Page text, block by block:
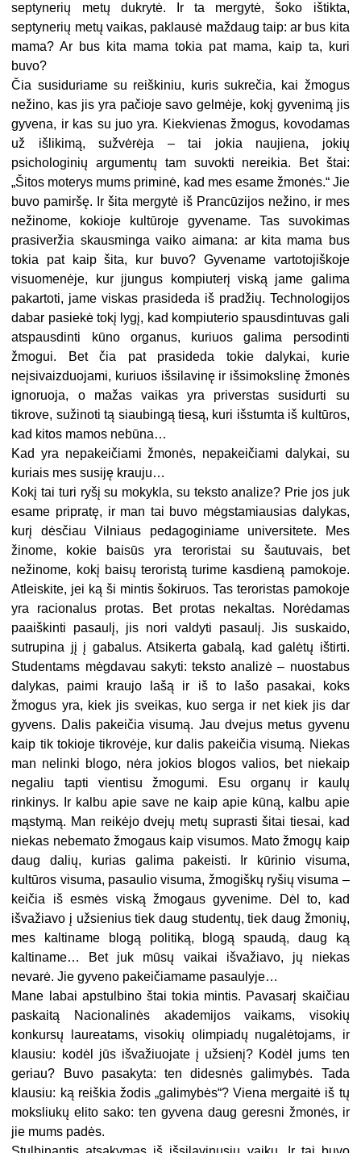
septynerių metų dukrytė. Ir ta mergytė, šoko ištikta,
septynerių metų vaikas, paklausė maždaug taip: ar bus kita
mama? Ar bus kita mama tokia pat mama, kaip ta, kuri
buvo?
Čia susiduriame su reiškiniu, kuris sukrečia, kai žmogus
nežino, kas jis yra pačioje savo gelmėje, kokį gyvenimą jis
gyvena, ir kas su juo yra. Kiekvienas žmogus, kovodamas
už išlikimą, sužvėrėja – tai jokia naujiena, jokių
psichologinių argumentų tam suvokti nereikia. Bet štai:
„Šitos moterys mums priminė, kad mes esame žmonės.“ Jie
buvo pamiršę. Ir šita mergytė iš Prancūzijos nežino, ir mes
nežinome, kokioje kultūroje gyvename. Tas suvokimas
prasiveržia skausminga vaiko aimana: ar kita mama bus
tokia pat kaip šita, kur buvo? Gy­vename vartotojiškoje
visuomenėje, kur įjungus kompiuterį viską jame galima
pakartoti, jame viskas prasideda iš pradžių. Technologijos
dabar pasiekė tokį lygį, kad kompiuterio spausdintuvas gali
atspausdinti kūno organus, kuriuos galima persodinti
žmogui. Bet čia pat prasideda tokie dalykai, kurie
neįsivaizduojami, kuriuos išsilavinę ir išsimokslinę žmonės
ignoruoja, o mažas vaikas yra priverstas susidurti su
tikrove, sužinoti tą siaubingą tiesą, kuri išstumta iš kultūros,
kad kitos mamos nebūna…
Kad yra nepakeičiami žmonės, nepakeičiami dalykai, su
kuriais mes susiję krauju…
Kokį tai turi ryšį su mokykla, su teksto analize? Prie jos juk
esame pripratę, ir man tai buvo mėgstamiausias dalykas,
kurį dėsčiau Vilniaus pedagoginiame universitete. Mes
žinome, kokie baisūs yra teroristai su šautuvais, bet
nežinome, kokį baisų teroristą turime kasdieną pamokoje.
Atleiskite, jei ką ši mintis šokiruos. Tas teroristas pamokoje
yra racionalus protas. Bet protas nekaltas. Norėdamas
paaiškinti pasaulį, jis nori valdyti pasaulį. Jis suskaido,
sutrupina jį į gabalus. Atsikerta gabalą, kad galėtų ištirti.
Studentams mėgdavau sakyti: teksto analizė – nuostabus
dalykas, paimi kraujo lašą ir iš to lašo pasakai, koks
žmogus yra, kiek jis sveikas, kuo serga ir net kiek jis dar
gyvens. Dalis pakeičia visumą. Jau dvejus metus gyvenu
kaip tik tokioje tikrovėje, kur dalis pakeičia visumą. Niekas
man nelinki blogo, nėra jokios blogos valios, bet niekaip
negaliu tapti vientisu žmogumi. Esu organų ir kaulų
rinkinys. Ir kalbu apie save ne kaip apie kūną, kalbu apie
mąstymą. Man reikėjo dvejų metų suprasti šitai tiesai, kad
niekas nebemato žmogaus kaip visumos. Mato žmogų kaip
daug dalių, kurias galima pakeisti. Ir kūrinio visuma,
kultūros visuma, pasaulio visuma, žmogiškų ryšių visuma –
keičia iš esmės viską žmogaus gyvenime. Dėl to, kad
išvažiavo į užsienius tiek daug studentų, tiek daug žmonių,
mes kaltiname blogą politiką, blogą spaudą, daug ką
kaltiname… Bet juk mūsų vaikai išvažiavo, jų niekas
nevarė. Jie gyveno pakeičiamame pasaulyje…
Mane labai apstulbino štai tokia mintis. Pavasarį skaičiau
paskaitą Nacionalinės akademijos vaikams, visokių
konkursų laureatams, visokių olimpiadų nugalėtojams, ir
klausiu: kodėl jūs išvažiuojate į užsienį? Kodėl jums ten
geriau? Buvo pasakyta: ten didesnės galimybės. Tada
klausiu: ką reiškia žodis „galimybės“? Viena mergaitė iš tų
moksliukų elito sako: ten gyvena daug geresni žmonės, ir
jie mums padės.